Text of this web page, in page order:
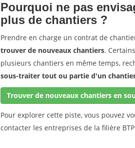
Pourquoi ne pas
plus de chantiers ?
Prendre en charge un contrat de
trouver de nouveaux chantiers.
plusieurs chantiers en même temps,
sous-traiter tout ou partie d'un
Trouver de nouveaux chantiers en
Pour explorer cette piste, vous pouvez
contacter les entreprises de la filière